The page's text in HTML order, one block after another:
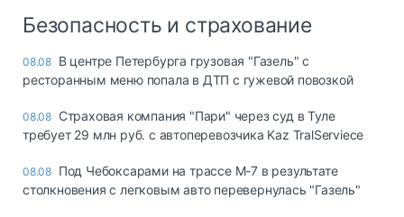
Безопасность и страхование
08.08 В центре Петербурга грузовая "Газель" с
ресторанным меню попала в ДТП с гужевой повозкой
08.08 Страховая компания "Пари" через суд в Туле
требует 29 млн руб. с автоперевозчика Kaz TralServiece
08.08 Под Чебоксарами на трассе М-7 в результате
столкновения с легковым авто перевернулась "Газель"